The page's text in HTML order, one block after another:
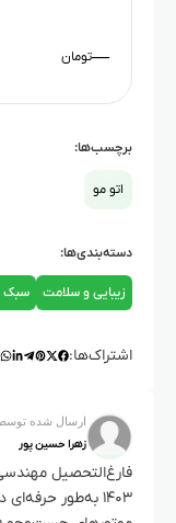
—تومان
برچسب‌ها:
اتو مو
دسته‌بندی‌ها:
زیبایی و سلامت سبک
اشتراک‌ها:
ارسال شده توسط
زهرا حسین پور
فارغ‌التحصیل
۱۴۰۳ به‌طور